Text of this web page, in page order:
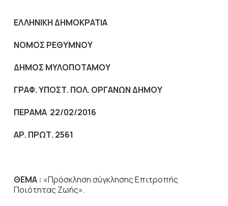
ΕΛΛΗΝΙΚΗ ΔΗΜΟΚΡΑΤΙΑ
NOMOΣ ΡΕΘΥΜΝΟΥ
ΔΗΜΟΣ ΜΥΛΟΠΟΤΑΜΟΥ
ΓΡΑΦ. ΥΠΟΣΤ. ΠΟΛ. ΟΡΓΑΝΩΝ ΔΗΜΟΥ
ΠΕΡΑΜΑ 22/02/2016
ΑΡ. ΠΡΩΤ. 2561
ΘΕΜΑ : «Πρόσκληση σύγκλησης Επιτροπής
Ποιότητας Ζωής».